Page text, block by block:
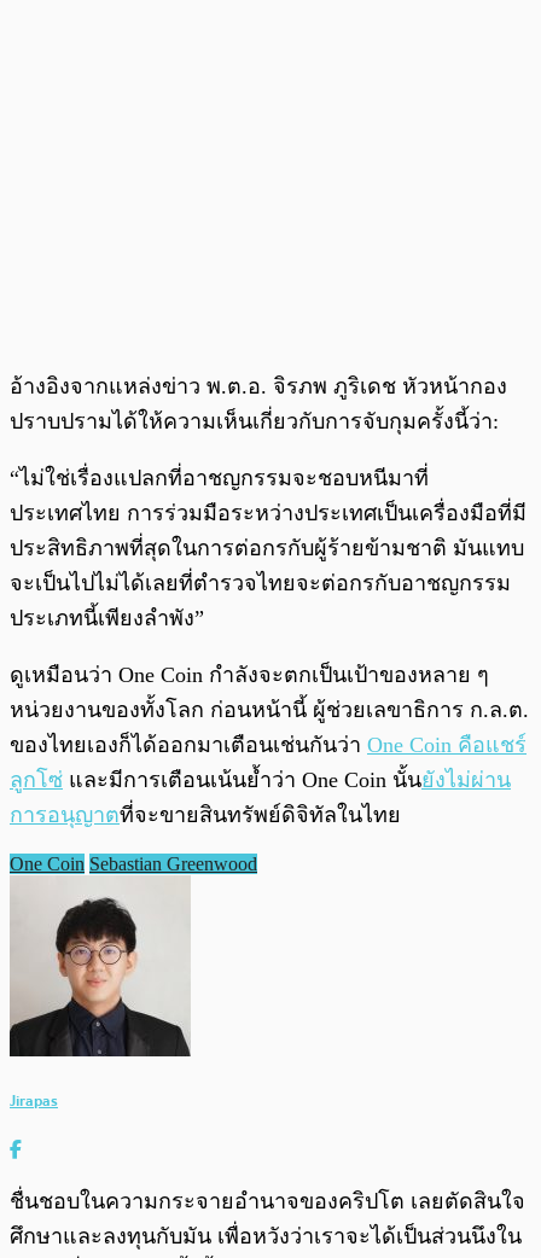
อ้างอิงจากแหล่งข่าว พ.ต.อ. จิรภพ ภูริเดช หัวหน้ากอง
ปราบปรามได้ให้ความเห็นเกี่ยวกับการจับกุมครั้งนี้ว่า:
“ไม่ใช่เรื่องแปลกที่อาชญกรรมจะชอบหนีมาที่
ประเทศไทย การร่วมมือระหว่างประเทศเป็นเครื่องมือที่มี
ประสิทธิภาพที่สุดในการต่อกรกับผู้ร้ายข้ามชาติ มันแทบ
จะเป็นไปไม่ได้เลยที่ตำรวจไทยจะต่อกรกับอาชญกรรม
ประเภทนี้เพียงลำพัง”
ดูเหมือนว่า One Coin กำลังจะตกเป็นเป้าของหลาย ๆ
หน่วยงานของทั้งโลก ก่อนหน้านี้ ผู้ช่วยเลขาธิการ ก.ล.ต.
ของไทยเองก็ได้ออกมาเตือนเช่นกันว่า One Coin คือแชร์
ลูกโซ่ และมีการเตือนเน้นย้ำว่า One Coin นั้นยังไม่ผ่าน
การอนุญาตที่จะขายสินทรัพย์ดิจิทัลในไทย
One Coin Sebastian Greenwood
Jirapas
ชื่นชอบในความกระจายอำนาจของคริปโต เลยตัดสินใจ
ศึกษาและลงทุนกับมัน เพื่อหวังว่าเราจะได้เป็นส่วนนึงใน